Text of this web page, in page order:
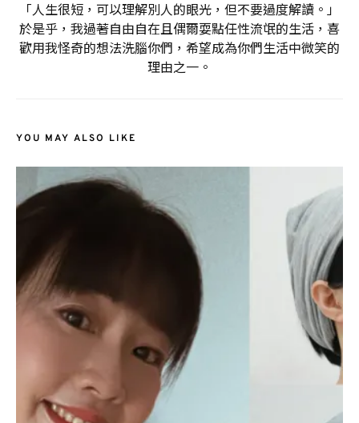
「人生很短，可以理解別人的眼光，但不要過度解讀。」
於是乎，我過著自由自在且偶爾耍點任性流氓的生活，喜
歡用我怪奇的想法洗腦你們，希望成為你們生活中微笑的
理由之一。
YOU MAY ALSO LIKE